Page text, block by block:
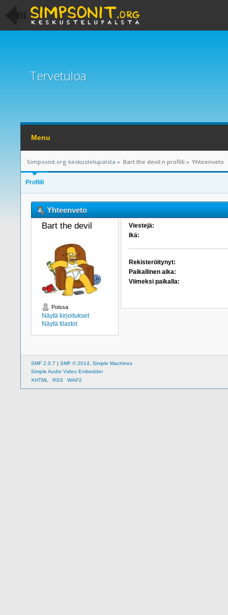
Tervetuloa
Menu
Simpsonit.org keskustelupalsta » Bart the devil:n profiili » Yhteenveto
Profiili
Yhteenveto
Bart the devil
Poissa
Näytä kirjoitukset
Näytä tilastot
Viestejä:
Ikä:
Rekisteröitynyt:
Paikallinen aika:
Viimeksi paikalla:
SMF 2.0.7 | SMF © 2014 Simple Machines
Simple Audio Video Embedder
XHTML
RSS WAP2